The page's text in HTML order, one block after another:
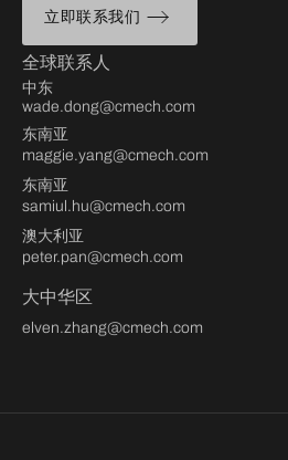
立即联系我们
全球联系人
中东
wade.dong@cmech.com
东南亚
maggie.yang@cmech.com
东南亚
samiul.hu@cmech.com
澳大利亚
peter.pan@cmech.com
大中华区
elven.zhang@cmech.com